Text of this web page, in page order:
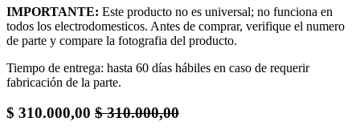
IMPORTANTE: Este producto no es universal; no funciona en
todos los electrodomesticos. Antes de comprar, verifique el numero
de parte y compare la fotografia del producto.
Tiempo de entrega: hasta 60 días hábiles en caso de requerir
fabricación de la parte.
$ 310.000,00 $310.000,00